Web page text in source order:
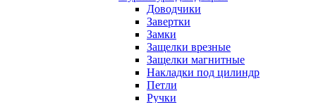
Доводчики
Завертки
Замки
Защелки врезные
Защелки магнитные
Накладки под цилиндр
Петли
Ручки